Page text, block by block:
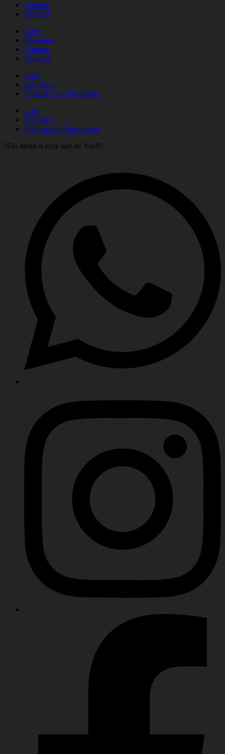
Contato
Anuncie
Lives
Resenhas
Contato
Anuncie
Loja
500 Mais
Políticas de Privacidade
Loja
500 Mais
Políticas de Privacidade
Não deixe o rock sair de Você!